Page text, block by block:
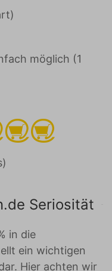
möglich (1
Seriosität
in die
ein wichtigen
Hier achten wir